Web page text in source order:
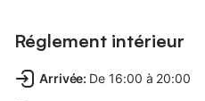
Réglement intérieur
Arrivée: De 16:00 à 20:00